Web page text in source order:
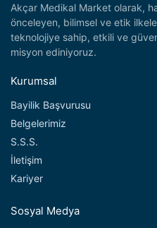
Akçar Medikal Market olarak,
önceleyen, bilimsel ve etik
teknolojiye sahip, etkili ve
misyon ediniyoruz.
Kurumsal
Bayilik Başvurusu
Belgelerimiz
S.S.S.
İletişim
Kariyer
Sosyal Medya